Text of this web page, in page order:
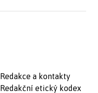
Redakce a kontakty
Redakční etický kodex